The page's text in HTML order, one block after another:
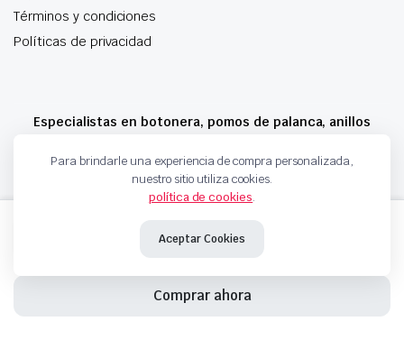
EXTERIOR IZQUIERDA/DERECHAAñadir al carrito
Comprar ahora
Términos y condiciones
Políticas de privacidad
Especialistas en botonera, pomos de palanca, anillos
Copyright 2024 © Motorche Autoparts. Todos los derechos reservados
Para brindarle una experiencia de compra personalizada,
nuestro sitio utiliza cookies.
política de cookies.
Aceptar Cookies